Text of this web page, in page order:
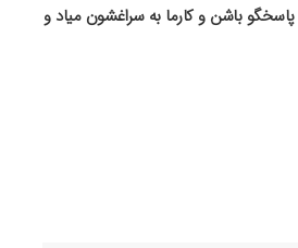
پاسخگو باشن و کارما به سراغشون میاد و